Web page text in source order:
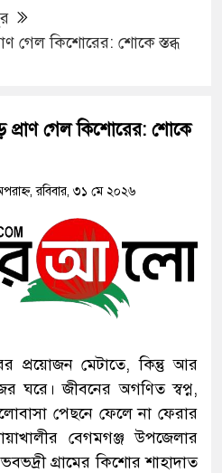
গেল কিশোরের: শোকে স্তব্ধ
প্রাণ গেল কিশোরের: শোকে
রবিবার, ৩১ মে ২০২৬
প্রয়োজন মেটাতে, কিন্তু আর
ঘরে। জীবনের অগণিত স্বপ্ন,
পেছনে ফেলে না ফেরার
বেগমগঞ্জ উপজেলার
গ্রামের কিশোর শাহাদাত